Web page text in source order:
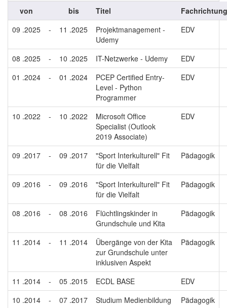
von bis Titel
Fachrichtung
09 .2025
- 11 .2025
Projektmanagement -
Udemy
EDV
08 .2025 - 10 .2025 IT-Netzwerke - Udemy
EDV
01 .2024
- 01 .2024
PCEP Certified Entry-
Level - Python
Programmer
EDV
10 .2022 - 10 .2022
Microsoft Office
Specialist (Outlook
2019 Associate)
EDV
09 .2017 - 09 .2017
"Sport Interkulturell" Fit
für die Vielfalt
Pädagogik
09 .2016 - 09 .2016
"Sport Interkulturell" Fit
für die Vielfalt
Pädagogik
08 .2016 - 08 .2016
Flüchtlingskinder in
Grundschule und Kita
Pädagogik
11 .2014 - 11 .2014
Übergänge von der Kita
zur Grundschule unter
inklusiven Aspekt
Pädagogik
11 .2014 - 05 .2015 ECDL BASE
EDV
10 .2014
- 07 .2017 Studium Medienbildung
Pädagogik